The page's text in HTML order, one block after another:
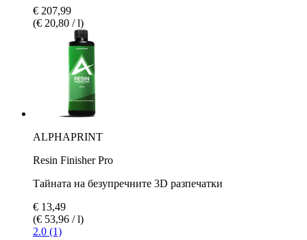
€ 207,99
(€ 20,80 / l)
ALPHAPRINT
Resin Finisher Pro
Тайната на безупречните 3D разпечатки
€ 13,49
(€ 53,96 / l)
2.0 (1)